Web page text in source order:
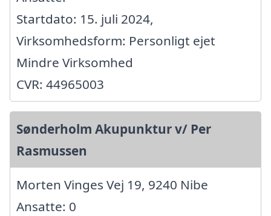
Startdato: 15. juli 2024,
Virksomhedsform: Personligt ejet
Mindre Virksomhed
CVR: 44965003
Sønderholm Akupunktur v/ Per
Rasmussen
Morten Vinges Vej 19, 9240 Nibe
Ansatte: 0